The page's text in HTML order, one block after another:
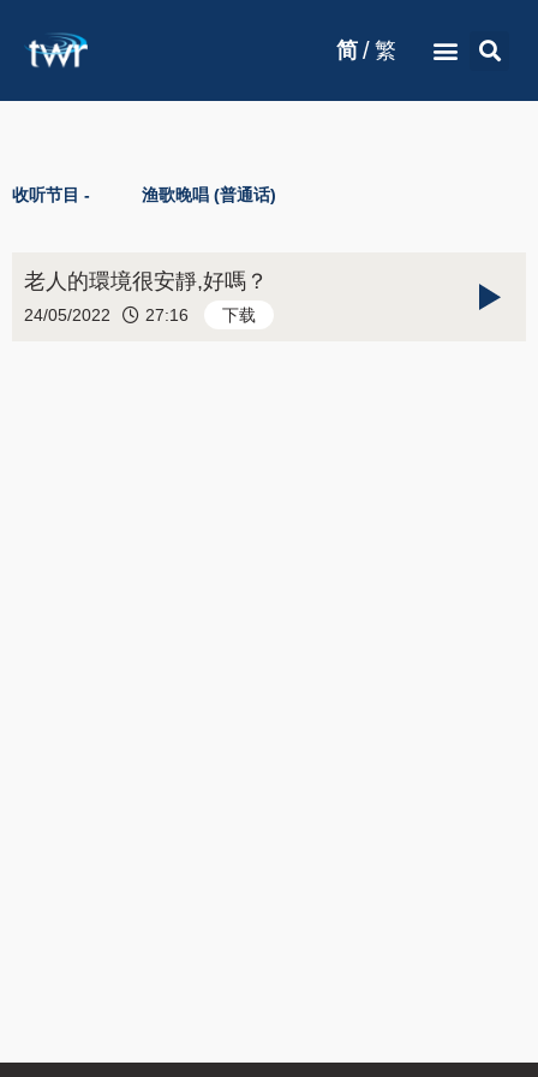
简 / 繁
收听节目 - 渔歌晚唱 (普通话)
老人的環境很安靜,好嗎？
24/05/2022 27:16 下载